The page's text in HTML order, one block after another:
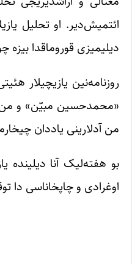
ائتمیش‌دیر. او تحلیل
دیلیمیزی قوروماقدا
روزنامه‌نین یازیچیلار
«محمدحسین مبیّن» و من
من آدلارینی یاددان
اوغرادی و چاپخانا‌سی دا